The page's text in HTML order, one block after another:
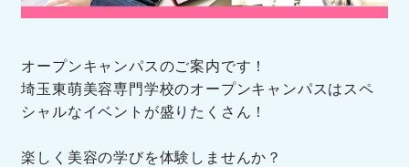
オープンキャンパスのご案内です！
埼玉東萌美容専門学校のオープンキャンパスはスペ
シャルなイベントが盛りたくさん！
楽しく美容の学びを体験しませんか？